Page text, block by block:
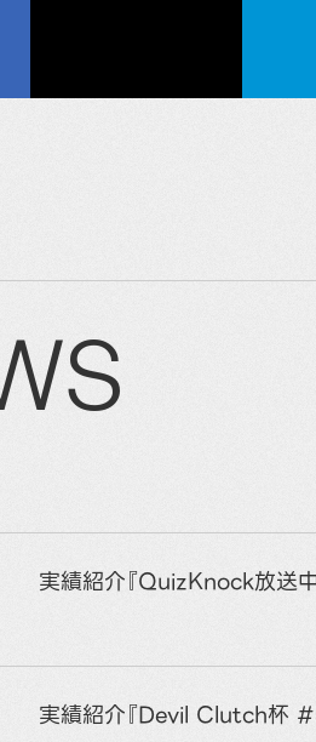
実績紹介『QuizKnock放送
実績紹介『Devil Clutch杯